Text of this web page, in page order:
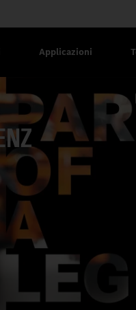
Applicazioni